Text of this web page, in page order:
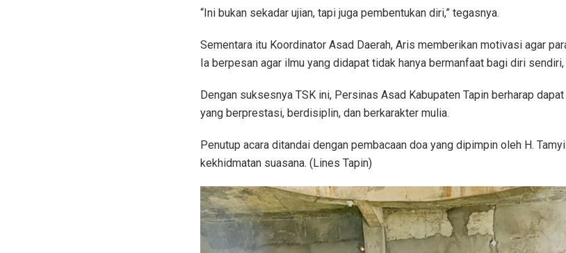
“Ini bukan sekadar ujian, tapi juga pembentukan diri,” tegasnya.
Sementara itu Koordinator Asad Daerah, Aris memberikan motivasi agar
Ia berpesan agar ilmu yang didapat tidak hanya bermanfaat bagi diri
Dengan suksesnya TSK ini, Persinas Asad Kabupaten Tapin berharap
yang berprestasi, berdisiplin, dan berkarakter mulia.
Penutup acara ditandai dengan pembacaan doa yang dipimpin oleh H.
kekhidmatan suasana. (Lines Tapin)